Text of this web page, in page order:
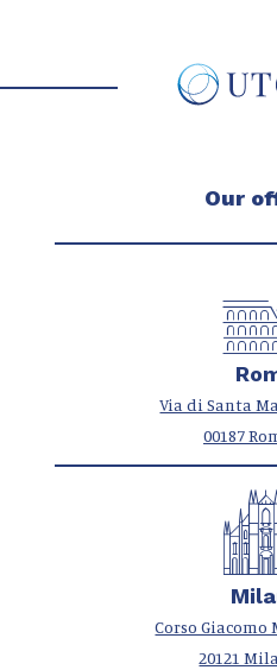
Our
Via di Santa
00187
Corso
20121